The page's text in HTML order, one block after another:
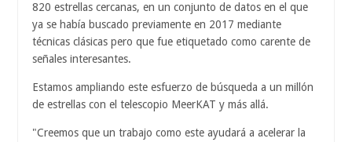
820 estrellas cercanas, en un conjunto de datos en el que
ya se había buscado previamente en 2017 mediante
técnicas clásicas pero que fue etiquetado como carente de
señales interesantes.
Estamos ampliando este esfuerzo de búsqueda a un millón
de estrellas con el telescopio MeerKAT y más allá.
"Creemos que un trabajo como este ayudará a acelerar la